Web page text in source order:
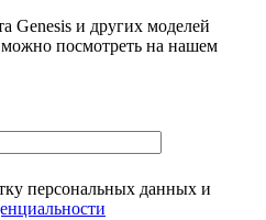
Genesis и других моделей
посмотреть на нашем
персональных данных и